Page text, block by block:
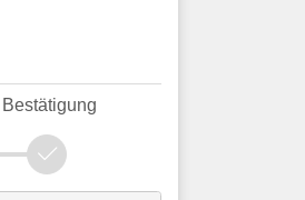
Bestätigung